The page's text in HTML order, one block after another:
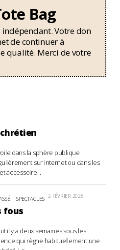
Bag
Votre don
de continuer à
qualité. Merci de votre
dans la sphère publique
sur internet ou dans les
accessoire...
SPECTACLES 2 FÉVRIER 2025
fous
il y a deux semaines sous les
qui règne habituellement une